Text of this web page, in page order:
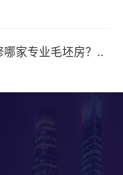
哪家专业毛坯房？..